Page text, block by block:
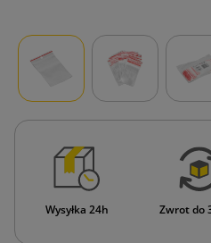
Wysyłka 24h Zwrot do